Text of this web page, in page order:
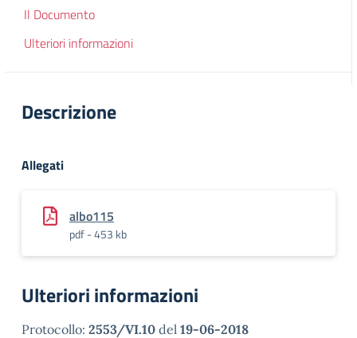
Il Documento
Ulteriori informazioni
Descrizione
Allegati
albo115
pdf - 453 kb
Ulteriori informazioni
Protocollo: 2553/VI.10 del 19-06-2018